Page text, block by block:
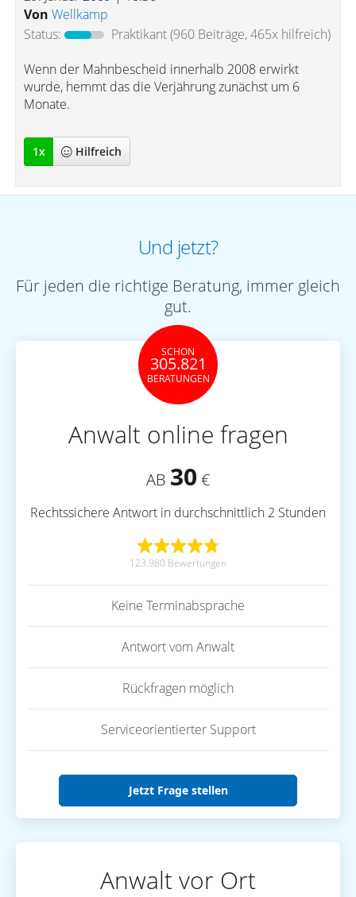
Von Wellkamp
Status:
Praktikant(960 Beiträge, 465x hilfreich)
Wenn der Mahnbescheid innerhalb 2008 erwirkt
wurde, hemmt das die Verjährung zunächst um 6
Monate.
1x Hilfreich
Und jetzt?
Für jeden die richtige Beratung, immer gleich
gut.
SCHON
305.821
BERATUNGEN
Anwalt online fragen
AB 30 €
Rechtssichere Antwort in durchschnittlich 2 Stunden
123.980 Bewertungen
Keine Terminabsprache
Antwort vom Anwalt
Rückfragen möglich
Serviceorientierter Support
Jetzt Frage stellen
Anwalt vor Ort